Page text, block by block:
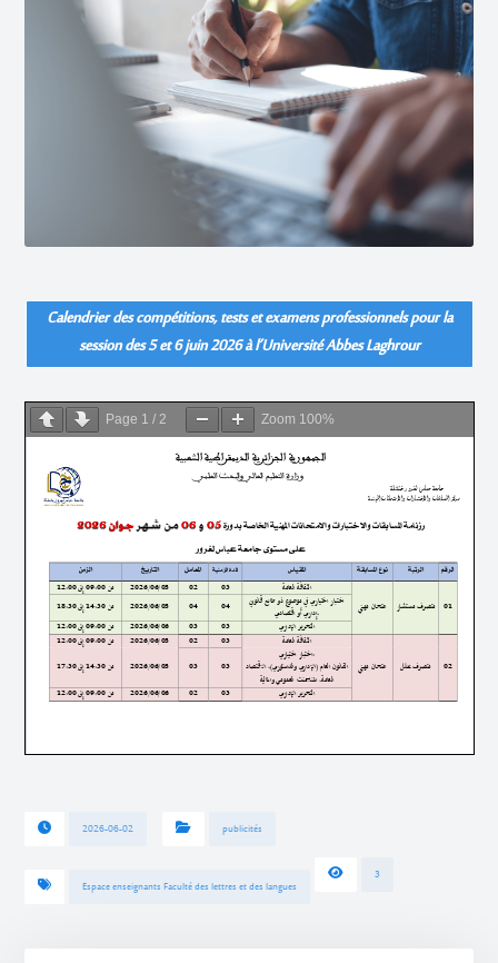
Calendrier des compétitions, tests et examens professionnels pour la
session des 5 et 6 juin 2026 à l’Université Abbes Laghrour
Page 1 /2 Zoom 100%
2026-06-02 publicités
Espace enseignants Faculté des lettres et des langues
3